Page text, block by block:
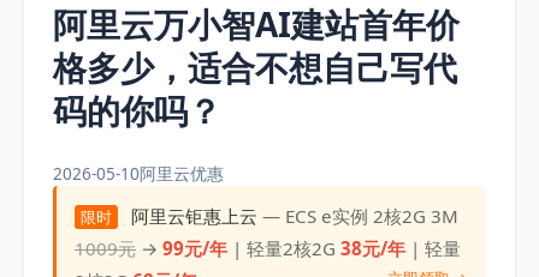
阿里云万小智AI建站首年价
格多少，适合不想自己写代
码的你吗？
2026-05-10阿里云优惠
限时 阿里云钜惠上云 — ECS e实例 2核2G 3M
1009元 →99元/年 | 轻量2核2G38元/年 | 轻量